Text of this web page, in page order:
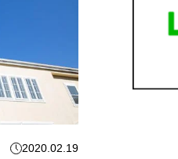
2020.02.19